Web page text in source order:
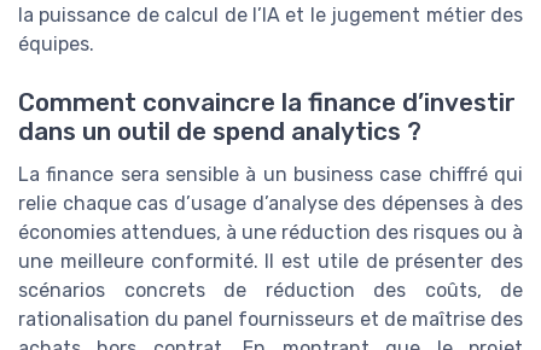
la puissance de calcul de l’IA et le jugement métier des
équipes.
Comment convaincre la finance d’investir
dans un outil de spend analytics ?
La finance sera sensible à un business case chiffré qui
relie chaque cas d’usage d’analyse des dépenses à des
économies attendues, à une réduction des risques ou à
une meilleure conformité. Il est utile de présenter des
scénarios concrets de réduction des coûts, de
rationalisation du panel fournisseurs et de maîtrise des